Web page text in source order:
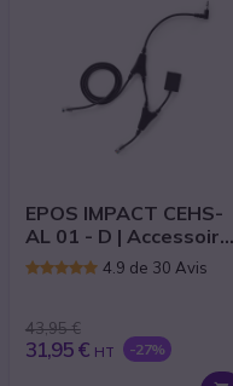
EPOS IMPACT CEHS-
AL 01 - D | Accessoire
pour casque4.9 de 30 Avis
43,95 €
31,95 € HT -27%